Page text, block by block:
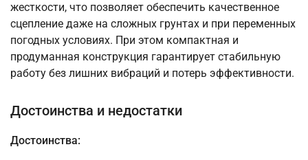
жесткости, что позволяет обеспечить качественное
сцепление даже на сложных грунтах и при переменных
погодных условиях. При этом компактная и
продуманная конструкция гарантирует стабильную
работу без лишних вибраций и потерь эффективности.
Достоинства и недостатки
Достоинства: